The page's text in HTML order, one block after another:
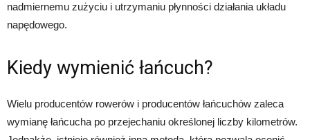
nadmiernemu zużyciu i utrzymaniu płynności działania układu
napędowego.
Kiedy wymienić łańcuch?
Wielu producentów rowerów i producentów łańcuchów zaleca
wymianę łańcucha po przejechaniu określonej liczby kilometrów.